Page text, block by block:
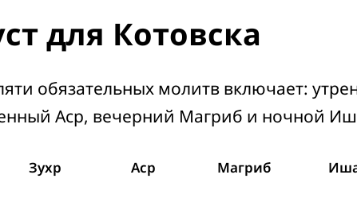
для Котовска
обязательных молитв включает:
Аср, вечерний Магриб и ночной
Зухр Аср Магриб